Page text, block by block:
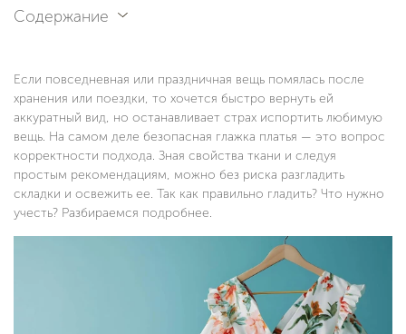
Содержание
Если повседневная или праздничная вещь помялась после
хранения или поездки, то хочется быстро вернуть ей
аккуратный вид, но останавливает страх испортить любимую
вещь. На самом деле безопасная глажка платья — это вопрос
корректности подхода. Зная свойства ткани и следуя
простым рекомендациям, можно без риска разгладить
складки и освежить ее. Так как правильно гладить? Что нужно
учесть? Разбираемся подробнее.